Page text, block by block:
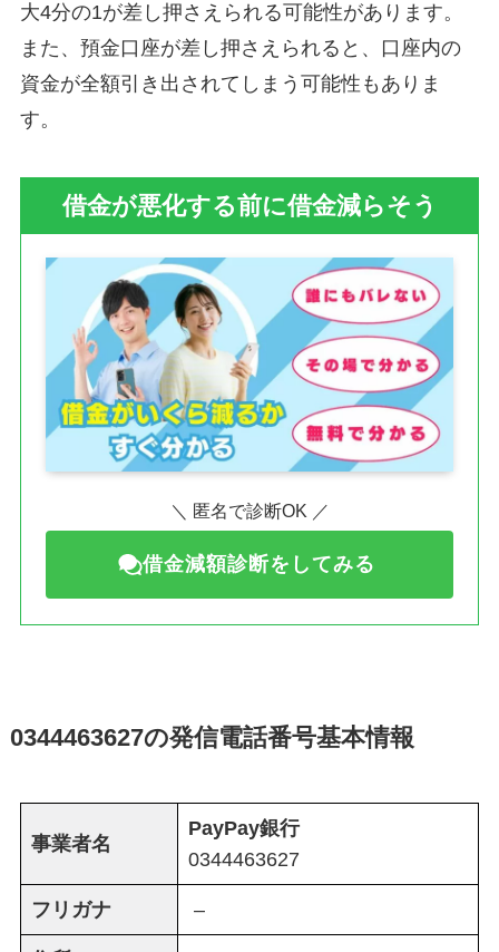
大4分の1が差し押さえられる可能性があります。
また、預金口座が差し押さえられると、口座内の
資金が全額引き出されてしまう可能性もありま
す。
借金が悪化する前に借金減らそう
＼ 匿名で診断OK ／
借金減額診断をしてみる
0344463627の発信電話番号基本情報
事業者名
PayPay銀行
0344463627
フリガナ –